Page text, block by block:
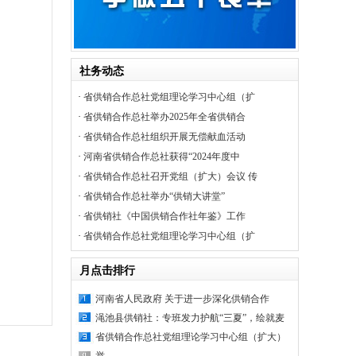
社务动态
· 省供销合作总社党组理论学习中心组（扩
· 省供销合作总社举办2025年全省供销合
· 省供销合作总社组织开展无偿献血活动
· 河南省供销合作总社获得“2024年度中
· 省供销合作总社召开党组（扩大）会议 传
· 省供销合作总社举办“供销大讲堂”
· 省供销社《中国供销合作社年鉴》工作
· 省供销合作总社党组理论学习中心组（扩
月点击排行
河南省人民政府 关于进一步深化供销合作
渑池县供销社：专班发力护航“三夏”，绘就麦
省供销合作总社党组理论学习中心组（扩大）